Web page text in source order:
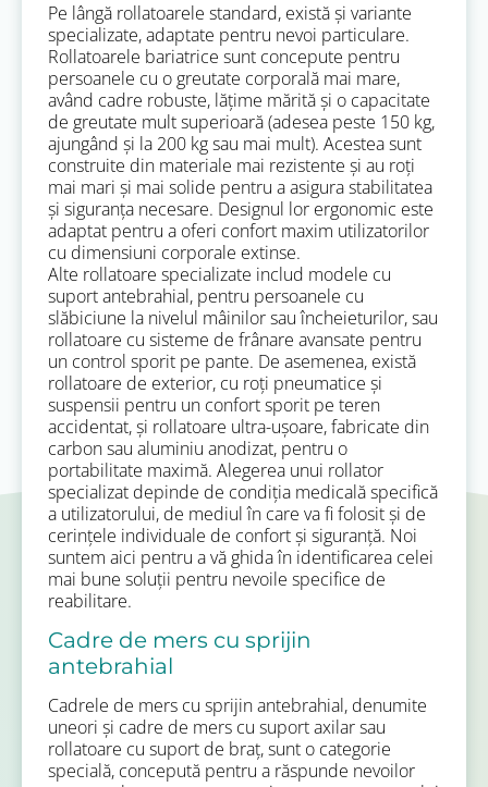
Pe lângă rollatoarele standard, există și variante
specializate, adaptate pentru nevoi particulare.
Rollatoarele bariatrice sunt concepute pentru
persoanele cu o greutate corporală mai mare,
având cadre robuste, lățime mărită și o capacitate
de greutate mult superioară (adesea peste 150 kg,
ajungând și la 200 kg sau mai mult). Acestea sunt
construite din materiale mai rezistente și au roți
mai mari și mai solide pentru a asigura stabilitatea
și siguranța necesare. Designul lor ergonomic este
adaptat pentru a oferi confort maxim utilizatorilor
cu dimensiuni corporale extinse.
Alte rollatoare specializate includ modele cu
suport antebrahial, pentru persoanele cu
slăbiciune la nivelul mâinilor sau încheieturilor, sau
rollatoare cu sisteme de frânare avansate pentru
un control sporit pe pante. De asemenea, există
rollatoare de exterior, cu roți pneumatice și
suspensii pentru un confort sporit pe teren
accidentat, și rollatoare ultra-ușoare, fabricate din
carbon sau aluminiu anodizat, pentru o
portabilitate maximă. Alegerea unui rollator
specializat depinde de condiția medicală specifică
a utilizatorului, de mediul în care va fi folosit și de
cerințele individuale de confort și siguranță. Noi
suntem aici pentru a vă ghida în identificarea celei
mai bune soluții pentru nevoile specifice de
reabilitare.
Cadre de mers cu sprijin
antebrahial
Cadrele de mers cu sprijin antebrahial, denumite
uneori și cadre de mers cu suport axilar sau
rollatoare cu suport de braț, sunt o categorie
specială, concepută pentru a răspunde nevoilor